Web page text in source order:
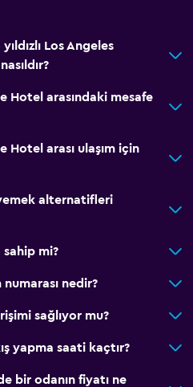
Los Angeles
Hotel arasındaki mesafe
Hotel arası ulaşım için
alternatifleri
mi?
nedir?
sağlıyor mu?
yapma saati kaçtır?
bir odanın fiyatı ne